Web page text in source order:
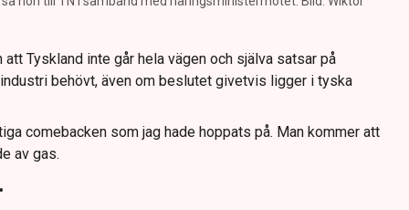
Tyskland inte går hela vägen och själva satsar på
behövt, även om beslutet givetvis ligger i tyska
comebacken som jag hade hoppats på. Man kommer att
av gas.